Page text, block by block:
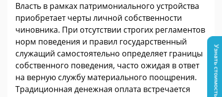
Власть в рамках патримониального устройства
приобретает черты личной собственности
чиновника. При отсутствии строгих регламентов
норм поведения и правил государственный
служащий самостоятельно определяет границы
собственного поведения, часто ожидая в ответ
на верную службу материального поощрения.
Традиционная денежная оплата встречается
Узнать стоимость